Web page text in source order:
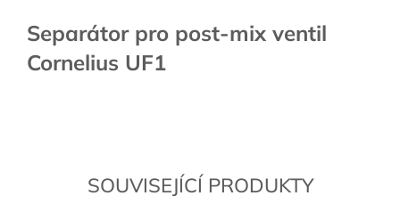
SOUVISEJÍCÍ PRODUKTY
Separátor pro post-mix ventil
Cornelius UF1